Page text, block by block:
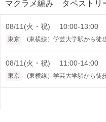
マクラメ編み タペスト
08/11(火・祝) 10:00-13:00
東京 (東横線）学芸大学駅から徒
08/11(火・祝) 11:00-14:00
東京 (東横線）学芸大学駅から徒